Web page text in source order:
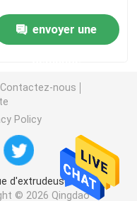
FAMILIER
de feuille
envoyer une
Contactez-nous
Policy
d'extrudeuse de
© 2026 Qingdao